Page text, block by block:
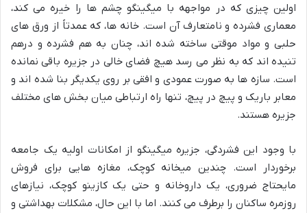
اولین چیزی که در مواجهه با میگینگو چشم ها را خیره می کند،
معماری فشرده و نامتعارف آن است. خانه ها، که عمدتاً از ورق های
حلبی و مواد موقتی ساخته شده اند، چنان به هم فشرده و درهم
تنیده اند که به نظر می رسد هیچ فضای خالی در جزیره باقی نمانده
است. سازه ها به صورت عمودی و افقی بر روی یکدیگر بنا شده اند و
معابر باریک و پیچ در پیچ، تنها راه ارتباطی میان بخش های مختلف
جزیره هستند.
با وجود این فشردگی، جزیره میگینگو از امکانات اولیه یک جامعه
برخوردار است. چندین میخانه کوچک، مغازه هایی برای فروش
مایحتاج ضروری، یک داروخانه و حتی یک کازینو کوچک، نیازهای
روزمره ساکنان را برطرف می کنند. اما با این حال، مشکلات بهداشتی و